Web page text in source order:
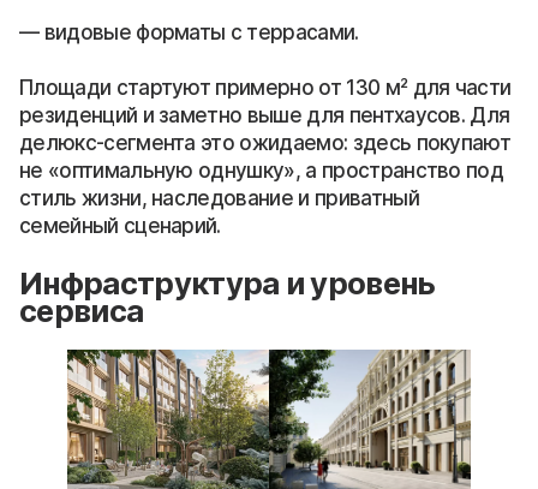
видовые форматы с террасами.
Площади стартуют примерно от 130 м² для части
резиденций и заметно выше для пентхаусов. Для
делюкс-сегмента это ожидаемо: здесь покупают
не «оптимальную однушку», а пространство под
стиль жизни, наследование и приватный
семейный сценарий.
Инфраструктура и уровень
сервиса